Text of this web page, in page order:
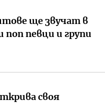
ще звучат в
певци и групи
своя